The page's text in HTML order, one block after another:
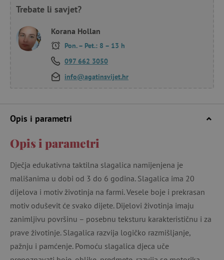
Trebate li savjet?
Korana Hollan
Pon. – Pet.: 8 – 13 h
097 662 3050
info@agatinsvijet.hr
Opis i parametri
Opis i parametri
Dječja edukativna taktilna slagalica namijenjena je
mališanima u dobi od 3 do 6 godina. Slagalica ima 20
dijelova i motiv životinja na farmi. Vesele boje i prekrasan
motiv oduševit će svako dijete. Dijelovi životinja imaju
zanimljivu površinu – posebnu teksturu karakterističnu i za
prave životinje. Slagalica razvija logičko razmišljanje,
pažnju i pamćenje. Pomoću slagalica djeca uče